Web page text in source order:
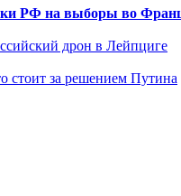
РФ на выборы во
дрон в Лейпциге
стоит за решением Путина